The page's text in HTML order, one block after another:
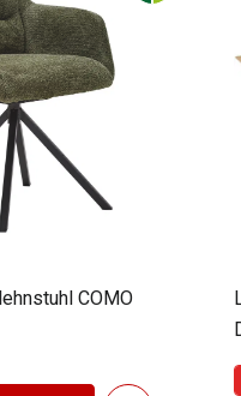
COMO